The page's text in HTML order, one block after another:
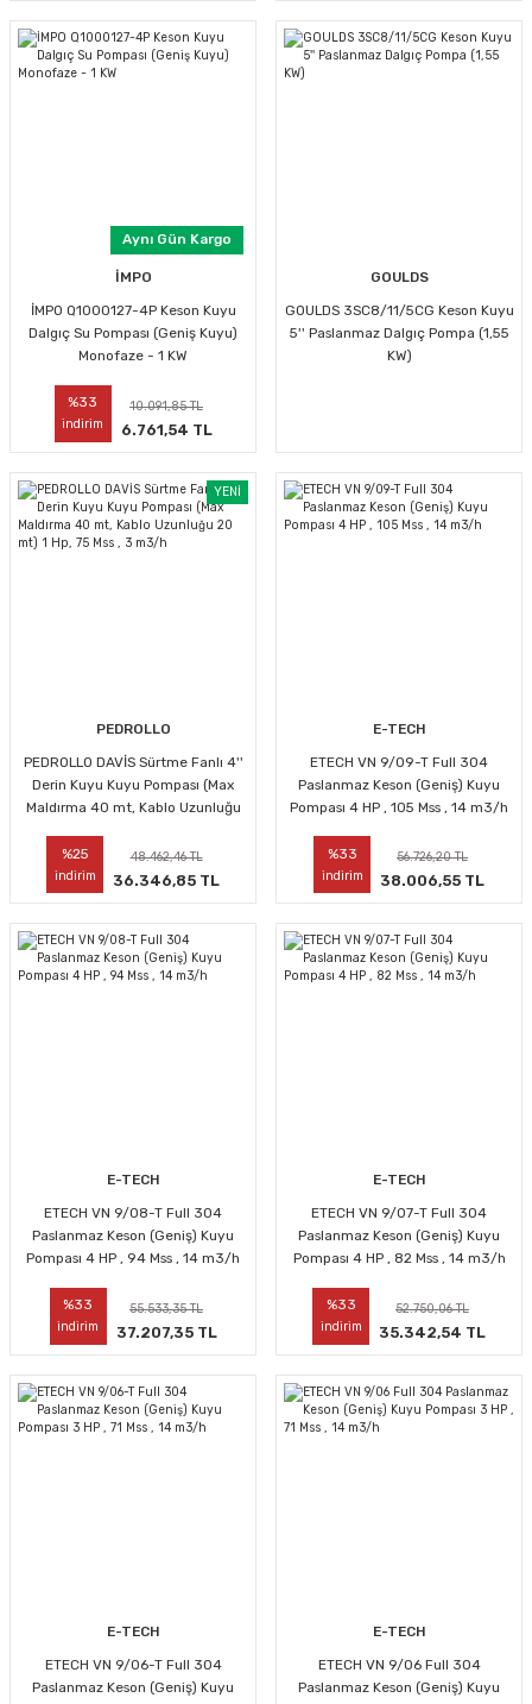
Aynı Gün Kargo
İMPO
İMPO Q1000127-4P Keson Kuyu
Dalgıç Su Pompası (Geniş Kuyu)
Monofaze - 1 KW
%33
indirim
10.091,85 TL
6.761,54 TL
GOULDS
GOULDS 3SC8/11/5CG Keson Kuyu
5'' Paslanmaz Dalgıç Pompa (1,55
KW)
YENİ
PEDROLLO
PEDROLLO DAVİS Sürtme Fanlı 4''
Derin Kuyu Kuyu Pompası (Max
Maldırma 40 mt, Kablo Uzunluğu
%25
indirim
48.462,46 TL
36.346,85 TL
E-TECH
ETECH VN 9/09-T Full 304
Paslanmaz Keson (Geniş) Kuyu
Pompası 4 HP , 105 Mss , 14 m3/h
%33
indirim
56.726,20 TL
38.006,55 TL
E-TECH
ETECH VN 9/08-T Full 304
Paslanmaz Keson (Geniş) Kuyu
Pompası 4 HP , 94 Mss , 14 m3/h
%33
indirim
55.533,35 TL
37.207,35 TL
E-TECH
ETECH VN 9/07-T Full 304
Paslanmaz Keson (Geniş) Kuyu
Pompası 4 HP , 82 Mss , 14 m3/h
%33
indirim
52.750,06 TL
35.342,54 TL
E-TECH
ETECH VN 9/06-T Full 304
Paslanmaz Keson (Geniş) Kuyu
E-TECH
ETECH VN 9/06 Full 304
Paslanmaz Keson (Geniş) Kuyu